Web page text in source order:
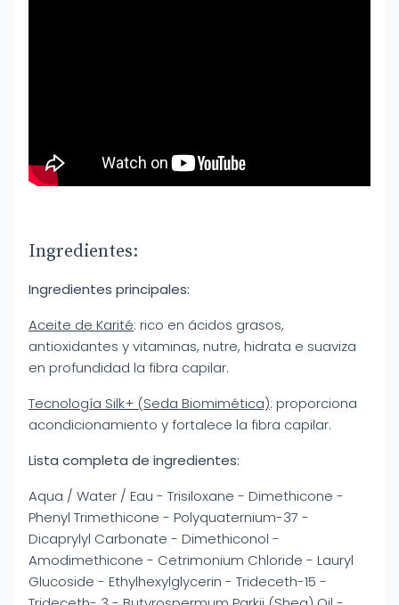
Ingredientes:
Ingredientes principales:
Aceite de Karité: rico en ácidos grasos,
antioxidantes y vitaminas, nutre, hidrata e suaviza
en profundidad la fibra capilar.
Tecnología Silk+ (Seda Biomimética): proporciona
acondicionamiento y fortalece la fibra capilar.
Lista completa de ingredientes:
Aqua / Water / Eau - Trisiloxane - Dimethicone -
Phenyl Trimethicone - Polyquaternium-37 -
Dicaprylyl Carbonate - Dimethiconol -
Amodimethicone - Cetrimonium Chloride - Lauryl
Glucoside - Ethylhexylglycerin - Trideceth-15 -